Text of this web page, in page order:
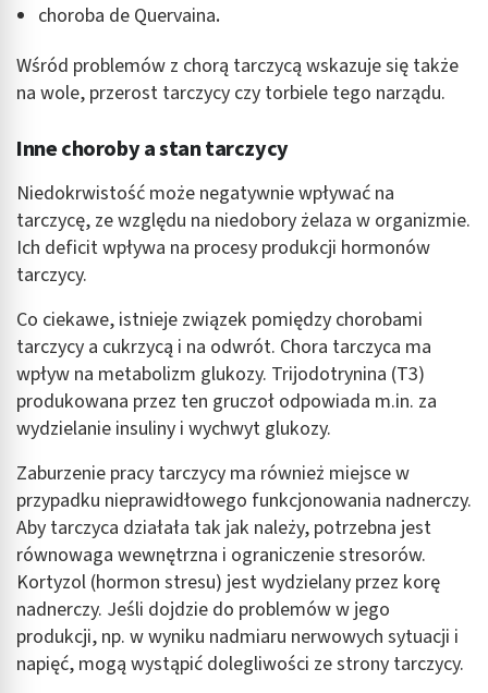
choroba de Quervaina.
Wśród problemów z chorą tarczycą wskazuje się także
na wole, przerost tarczycy czy torbiele tego narządu.
Inne choroby a stan tarczycy
Niedokrwistość może negatywnie wpływać na
tarczycę, ze względu na niedobory żelaza w organizmie.
Ich deficit wpływa na procesy produkcji hormonów
tarczycy.
Co ciekawe, istnieje związek pomiędzy chorobami
tarczycy a cukrzycą i na odwrót. Chora tarczyca ma
wpływ na metabolizm glukozy. Trijodotrynina (T3)
produkowana przez ten gruczoł odpowiada m.in. za
wydzielanie insuliny i wychwyt glukozy.
Zaburzenie pracy tarczycy ma również miejsce w
przypadku nieprawidłowego funkcjonowania nadnerczy.
Aby tarczyca działała tak jak należy, potrzebna jest
równowaga wewnętrzna i ograniczenie stresorów.
Kortyzol (hormon stresu) jest wydzielany przez korę
nadnerczy. Jeśli dojdzie do problemów w jego
produkcji, np. w wyniku nadmiaru nerwowych sytuacji i
napięć, mogą wystąpić dolegliwości ze strony tarczycy.